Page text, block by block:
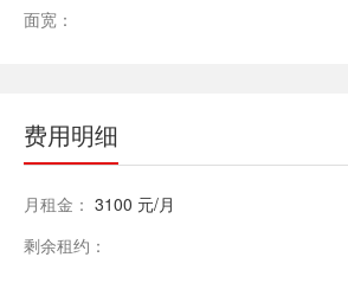
面宽：
费用明细
月租金： 3100 元/月
剩余租约：